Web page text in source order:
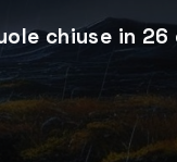
chiuse in 26